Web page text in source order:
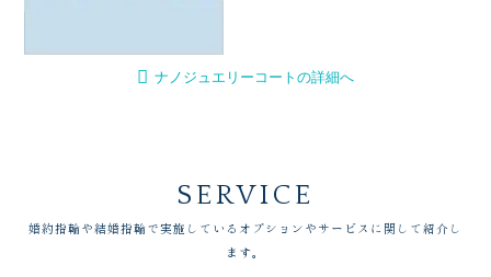
ナノジュエリーコートの詳細へ
SERVICE
婚約指輪や結婚指輪で実施しているオプションやサービスに関して紹介し
ます。